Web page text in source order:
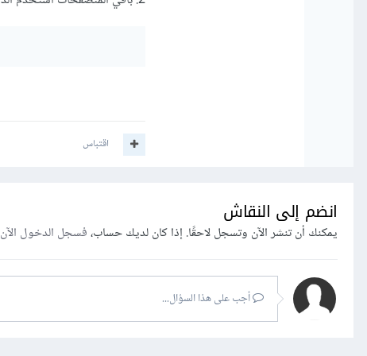
اقتباس
انضم إلى النقاش
يمكنك أن تنشر الآن وتسجل لاحقًا. إذا كان لديك حساب،فسجل الدخول الآن
أجب على هذا السؤال...